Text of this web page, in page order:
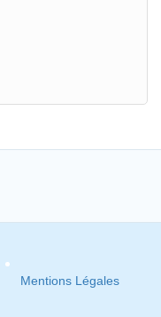
Mentions Légales